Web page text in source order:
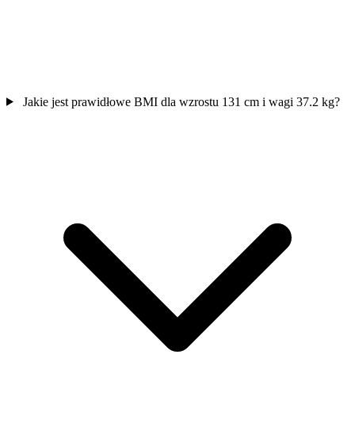
Jakie jest prawidłowe BMI dla wzrostu 131 cm i wagi 37.2 kg?